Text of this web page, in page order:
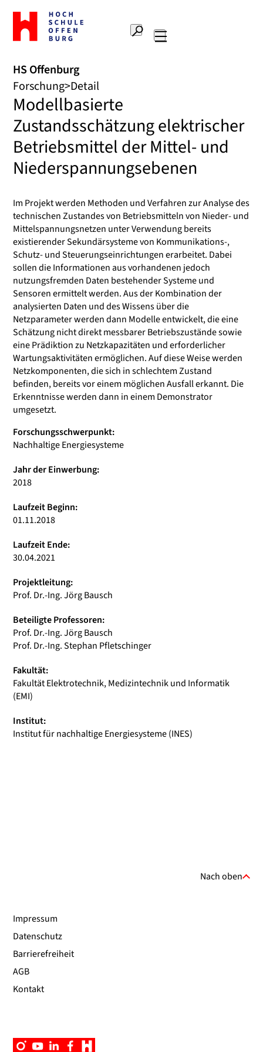
Zur
Startseite
Hochschule
Suche
HS Offenburg
Forschung Detail
Modellbasierte
Zustandsschätzung elektrischer
Betriebsmittel der Mittel- und
Niederspannungsebenen
Im Projekt werden Methoden und Verfahren zur Analyse des
technischen Zustandes von Betriebsmitteln von Nieder- und
Mittelspannungsnetzen unter Verwendung bereits
existierender Sekundärsysteme von Kommunikations-,
Schutz- und Steuerungseinrichtungen erarbeitet. Dabei
sollen die Informationen aus vorhandenen jedoch
nutzungsfremden Daten bestehender Systeme und
Sensoren ermittelt werden. Aus der Kombination der
analysierten Daten und des Wissens über die
Netzparameter werden dann Modelle entwickelt, die eine
Schätzung nicht direkt messbarer Betriebszustände sowie
eine Prädiktion zu Netzkapazitäten und erforderlicher
Wartungsaktivitäten ermöglichen. Auf diese Weise werden
Netzkomponenten, die sich in schlechtem Zustand
befinden, bereits vor einem möglichen Ausfall erkannt. Die
Erkenntnisse werden dann in einem Demonstrator
umgesetzt.
Forschungsschwerpunkt:
Nachhaltige Energiesysteme
Jahr der Einwerbung:
2018
Laufzeit Beginn:
01.11.2018
Laufzeit Ende:
30.04.2021
Projektleitung:
Prof. Dr.-Ing. Jörg Bausch
Beteiligte Professoren:
Prof. Dr.-Ing. Jörg Bausch
Prof. Dr.-Ing. Stephan Pfletschinger
Fakultät:
Fakultät Elektrotechnik, Medizintechnik und Informatik
(EMI)
Institut:
Institut für nachhaltige Energiesysteme (INES)
Nach oben
Impressum
Datenschutz
Barrierefreiheit
AGB
Kontakt
Instagram
YouTubeLinkedinFacebookCampus